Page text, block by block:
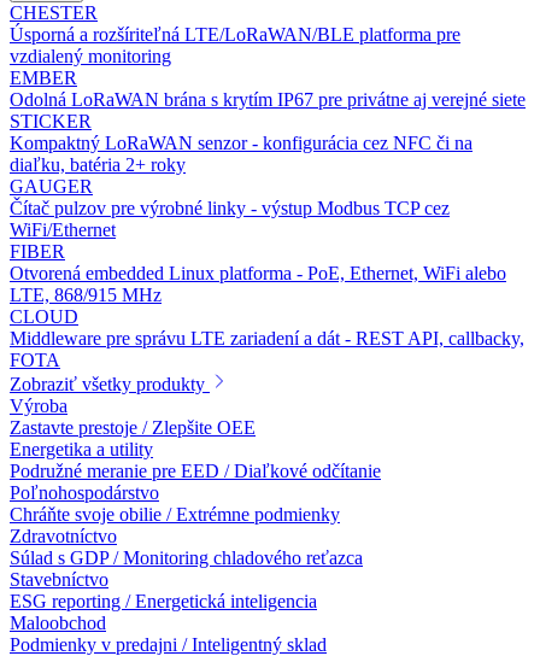
CHESTER
Úsporná a rozšíriteľná LTE/LoRaWAN/BLE platforma pre
vzdialený monitoring
EMBER
Odolná LoRaWAN brána s krytím IP67 pre privátne aj verejné siete
STICKER
Kompaktný LoRaWAN senzor - konfigurácia cez NFC či na
diaľku, batéria 2+ roky
GAUGER
Čítač pulzov pre výrobné linky - výstup Modbus TCP cez
WiFi/Ethernet
FIBER
Otvorená embedded Linux platforma - PoE, Ethernet, WiFi alebo
LTE, 868/915 MHz
CLOUD
Middleware pre správu LTE zariadení a dát - REST API, callbacky,
FOTA
Zobraziť všetky produkty
Výroba
Zastavte prestoje / Zlepšite OEE
Energetika a utility
Podružné meranie pre EED / Diaľkové odčítanie
Poľnohospodárstvo
Chráňte svoje obilie / Extrémne podmienky
Zdravotníctvo
Súlad s GDP / Monitoring chladového reťazca
Stavebníctvo
ESG reporting / Energetická inteligencia
Maloobchod
Podmienky v predajni / Inteligentný sklad